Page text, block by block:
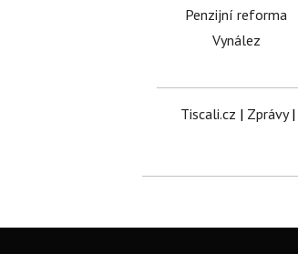
Penzijní reforma
Vynález
Tiscali.cz | Zprávy|